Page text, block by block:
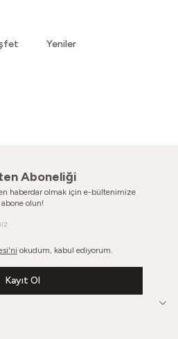
Yeniler
Aboneliği
haberdar olmak için e-bültenimize
abone olun!
okudum, kabul ediyorum.
Kayıt Ol